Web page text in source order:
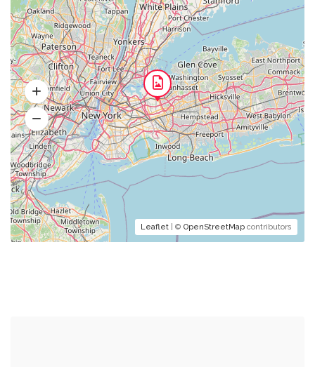
Leaflet | © OpenStreetMap contributors